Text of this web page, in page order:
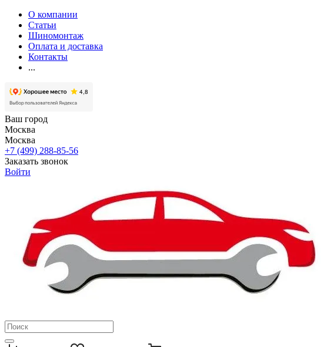
О компании
Статьи
Шиномонтаж
Оплата и доставка
Контакты
...
Ваш город
Москва
Москва
+7 (499) 288-85-56
Заказать звонок
Войти